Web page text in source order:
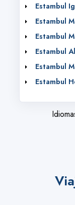
Estambul
Estambul
Estambul
Estambul
Estambul
Estambul